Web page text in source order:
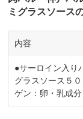
ミグラスソース
内容
●サーロイン入り
グラスソース５
ゲン：卵・乳成